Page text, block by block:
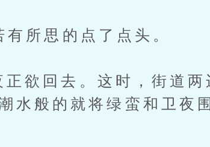
所思的点了点头。
欲回去。这时，街道两
水般的就将绿蛮和卫夜